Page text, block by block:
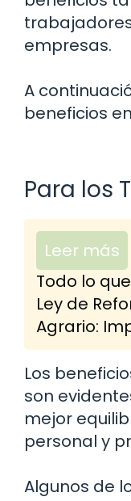
empresas.
A
beneficios
Para los
Leer más
Todo lo
Ley de
Agrario:
Los
son
mejor
personal y
Algunos de